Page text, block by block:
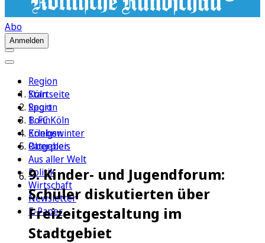
Abo
Anmelden
Region
Köln
Sport
1. FC Köln
Erleben
Ratgeber
Aus aller Welt
Politik
Wirtschaft
Newsletter
E-Paper
Startseite
Region
Bonn
Königswinter
Oberpleis
9. Kinder- und Jugendforum:
Schüler diskutierten über
Freizeitgestaltung im
Stadtgebiet